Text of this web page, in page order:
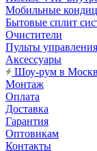
Мобильные
Бытовые сплит
Очистители
Пульты
Аксессуары
Шоу-рум в
Монтаж
Оплата
Доставка
Гарантия
Оптовикам
Контакты